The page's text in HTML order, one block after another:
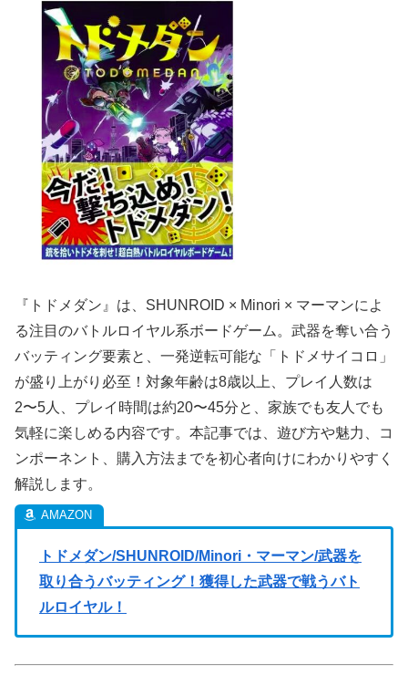
『トドメダン』は、SHUNROID × Minori × マーマンによ
る注目のバトルロイヤル系ボードゲーム。武器を奪い合う
バッティング要素と、一発逆転可能な「トドメサイコロ」
が盛り上がり必至！対象年齢は8歳以上、プレイ人数は
2〜5人、プレイ時間は約20〜45分と、家族でも友人でも
気軽に楽しめる内容です。本記事では、遊び方や魅力、コ
ンポーネント、購入方法までを初心者向けにわかりやすく
解説します。
トドメダン/SHUNROID/Minori・マーマン/武器を
取り合うバッティング！獲得した武器で戦うバト
ルロイヤル！